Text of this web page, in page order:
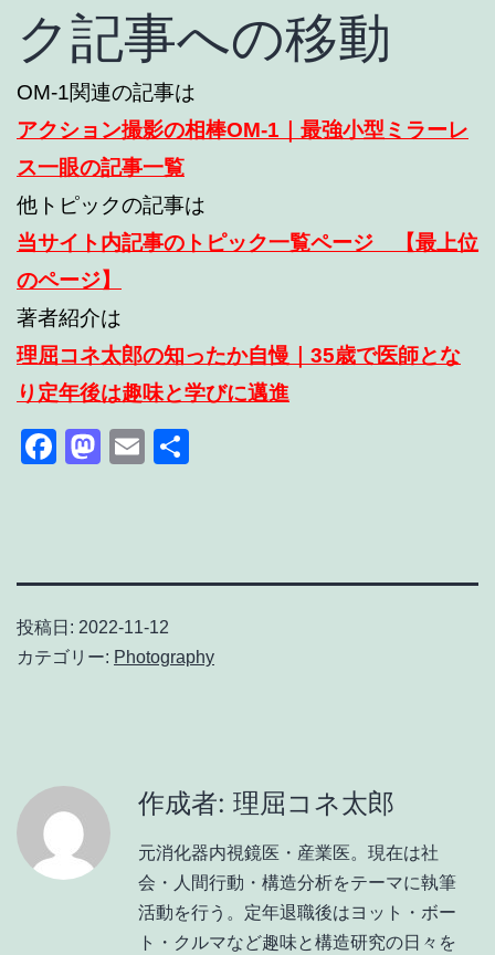
ク記事への移動
OM-1関連の記事は
アクション撮影の相棒OM-1｜最強小型ミラーレ
ス一眼の記事一覧
他トピックの記事は
当サイト内記事のトピック一覧ページ 【最上位
のページ】
著者紹介は
理屈コネ太郎の知ったか自慢｜35歳で医師とな
り定年後は趣味と学びに邁進
Facebook
Mastodon
Email
投稿日: 2022-11-12
カテゴリー: Photography
作成者: 理屈コネ太郎
元消化器内視鏡医・産業医。現在は社
会・人間行動・構造分析をテーマに執筆
活動を行う。定年退職後はヨット・ボー
ト・クルマなど趣味と構造研究の日々を